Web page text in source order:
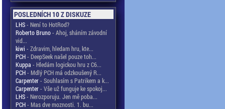
POSLEDNÍCH 10 Z DISKUZE
LHS- Není to HotRod?
Roberto Bruno- Ahoj, sháním závodní
vid...
kiwi - Zdravim, hledam hru, kte...
PCH- DeepSeek našel pouze toh...
Kuppa - Hledám logickou hru z C6...
PCH- Mdlý PCH má odzkoušený R...
Carpenter- Souhlasím s Patrikem a k...
Carpenter- Vše už funguje ke spokoj...
LHS- Nerozporuju. Jen mě poba...
PCH- Mas dve moznosti. 1. bu...